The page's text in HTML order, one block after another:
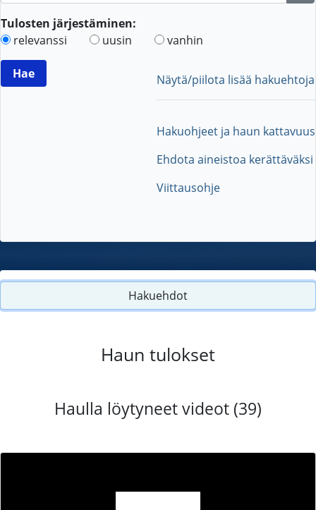
Tulosten järjestäminen:
relevanssi
uusin vanhin
Näytä/piilota lisää hakuehtoja
Hakuohjeet ja haun kattavuus
Ehdota aineistoa kerättäväksi
Viittausohje
Hakuehdot
Haun tulokset
Haulla löytyneet videot (39)